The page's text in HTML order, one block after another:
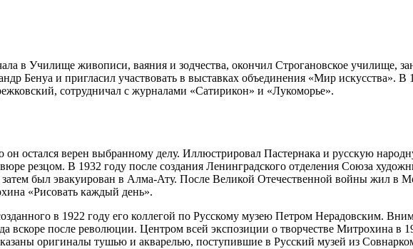
в Училище живописи, ваяния и зодчества, окончил Строгановское училище,
Бенуа и пригласил участвовать в выставках объединения «Мир искусства». В
сотрудничал с журналами «Сатирикон» и «Лукоморье».
остался верен выбранному делу. Иллюстрировал Пастернака и русскую
резцом. В 1932 году после создания Ленинградского отделения Союза
был эвакуирован в Алма-Ату. После Великой Отечественной ­войны жил в
«Рисовать каждый день».
в 1922 году его коллегой по Русскому музею Петром Нерадовским.
пос­ле революции. Центром всей экспозиции о творчестве Мит­рохина в
оригиналы тушью и акварелью, поступившие в Русский музей из